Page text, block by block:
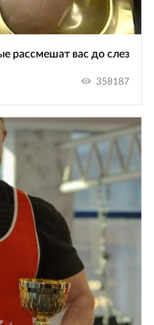
рассмешат вас до слез
358187